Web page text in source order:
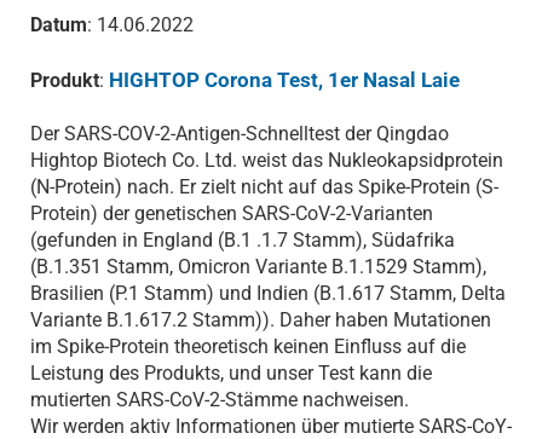
Datum: 14.06.2022
Produkt: HIGHTOP Corona Test, 1er Nasal Laie
Der SARS-COV-2-Antigen-Schnelltest der Qingdao
Hightop Biotech Co. Ltd. weist das Nukleokapsidprotein
(N-Protein) nach. Er zielt nicht auf das Spike-Protein (S-
Protein) der genetischen SARS-CoV-2-Varianten
(gefunden in England (B.1 .1.7 Stamm), Südafrika
(B.1.351 Stamm, Omicron Variante B.1.1529 Stamm),
Brasilien (P.1 Stamm) und Indien (B.1.617 Stamm, Delta
Variante B.1.617.2 Stamm)). Daher haben Mutationen
im Spike-Protein theoretisch keinen Einfluss auf die
Leistung des Produkts, und unser Test kann die
mutierten SARS-CoV-2-Stämme nachweisen.
Wir werden aktiv Informationen über mutierte SARS-CoY-